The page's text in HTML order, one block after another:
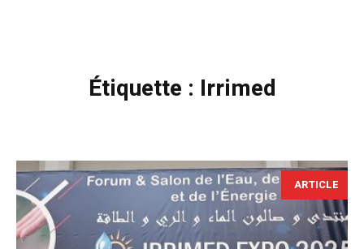
Étiquette : Irrimed
ARTICLE